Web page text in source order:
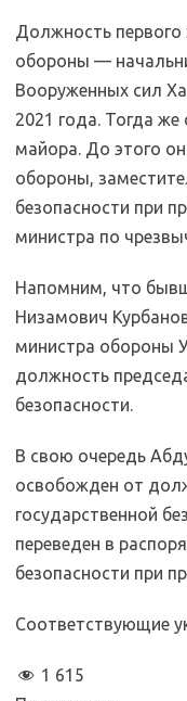
Должность первого
обороны —
Вооруженных сил
2021 года. Тогда же
майора. До этого
обороны,
безопасности при
министра по
Напомним, что
Низамович
министра обороны
должность
безопасности.
В свою очередь
освобожден от
государственной
переведен в
безопасности при
Соответствующие
1 615